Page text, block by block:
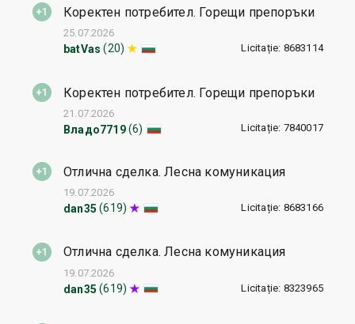
Коректен потребител. Горещи препоръки
batVas (20) Licitație: 8683114
25.07.2026
Коректен потребител. Горещи препоръки
Владо7719 (6) Licitație: 7840017
21.07.2026
Отлична сделка. Лесна комуникация
dan35 (619) Licitație: 8683166
19.07.2026
Отлична сделка. Лесна комуникация
dan35 (619) Licitație: 8323965
19.07.2026